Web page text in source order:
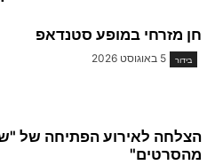
חן מזרחי במופע סטנדאפ
בידור 5 באוגוסט 2026
הצלחה לאירוע הפתיחה של
מהסרטים"